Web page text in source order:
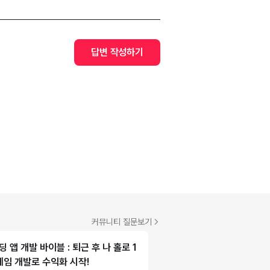
답변 작성하기
커뮤니티 질문보기
앱 개발 바이블 : 퇴근 후 나 홀로 1
임 개발로 수익화 시작!